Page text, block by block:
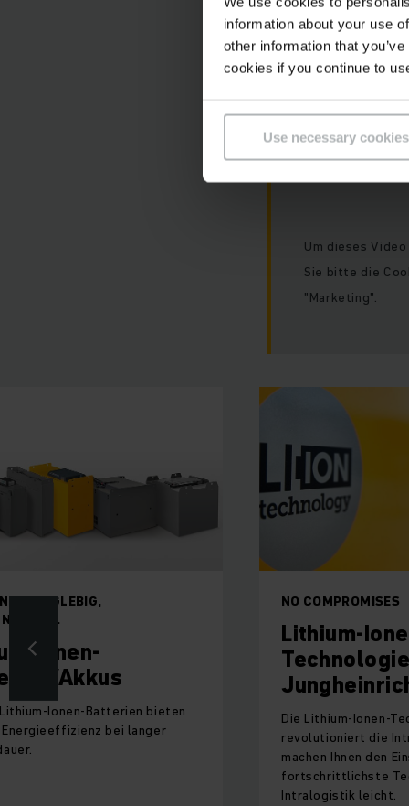
information about your use
other information that
cookies if you continue to
Use necessary
An dieser
Leider können
Um dieses
Sie bitte die
"Marketing".
LANGLEBIG,
Ionen-
Akkus
Ionen-Batterien bieten
bei langer
NO COMPROMISES
Lithium-
Die Lithium-Ionen-
revolutioniert die
machen Ihnen den
fortschrittlichste
Intralogistik leicht.